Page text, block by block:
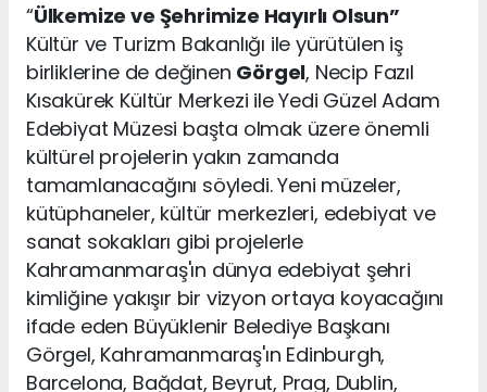
“Ülkemize ve Şehrimize Hayırlı Olsun”
Kültür ve Turizm Bakanlığı ile yürütülen iş
birliklerine de değinen Görgel, Necip Fazıl
Kısakürek Kültür Merkezi ile Yedi Güzel Adam
Edebiyat Müzesi başta olmak üzere önemli
kültürel projelerin yakın zamanda
tamamlanacağını söyledi. Yeni müzeler,
kütüphaneler, kültür merkezleri, edebiyat ve
sanat sokakları gibi projelerle
Kahramanmaraş'ın dünya edebiyat şehri
kimliğine yakışır bir vizyon ortaya koyacağını
ifade eden Büyüklenir Belediye Başkanı
Görgel, Kahramanmaraş'ın Edinburgh,
Barcelona, Bağdat, Beyrut, Prag, Dublin,